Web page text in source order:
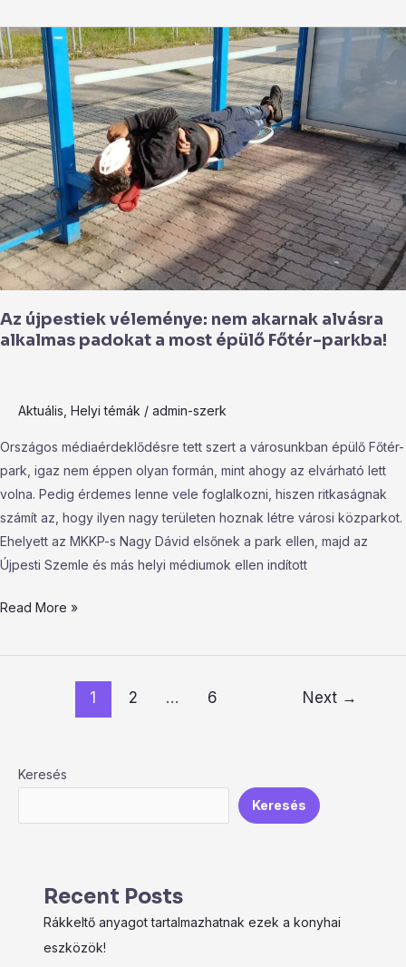
Az újpestiek véleménye: nem akarnak alvásra
alkalmas padokat a most épülő Főtér-parkba!
Aktuális Helyi témák / admin-szerk
Országos médiaérdeklődésre tett szert a városunkban épülő Főtér-
park, igaz nem éppen olyan formán, mint ahogy az elvárható lett
volna. Pedig érdemes lenne vele foglalkozni, hiszen ritkaságnak
számít az, hogy ilyen nagy területen hoznak létre városi közparkot.
Ehelyett az MKKP-s Nagy Dávid elsőnek a park ellen, majd az
Újpesti Szemle és más helyi médiumok ellen indított
Az
újpestiek
véleménye:
nem
akarnak
alvásra
alkalmas
padokat
a
most
épülő
parkba!
Read More »
1 2 … 6 Next →
Keresés
Keresés
Recent Posts
Rákkeltő anyagot tartalmazhatnak ezek a konyhai
eszközök!